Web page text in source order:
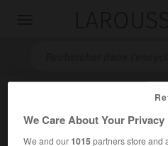
We Care About Your Privacy
We and our1015partners store and